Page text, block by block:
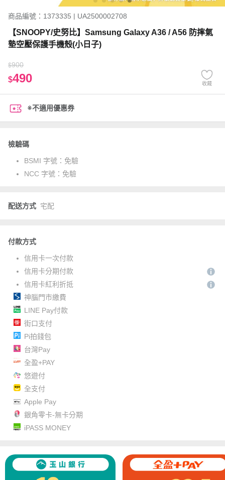
商品編號：1373335 | UA2500002708
【SNOOPY/史努比】Samsung Galaxy A36 / A56 防摔氣
墊空壓保護手機殼(小日子)
$900
$490 收藏
※不適用優惠券
檢驗碼
BSMI 字號： 免驗
NCC 字號： 免驗
配送方式 宅配
付款方式
信用卡一次付款
信用卡分期付款
信用卡紅利折抵
神腦門市繳費
LINE Pay付款
街口支付
Pi拍錢包
台灣Pay
全盈+PAY
悠遊付
全支付
Apple Pay
銀角零卡-無卡分期
iPASS MONEY